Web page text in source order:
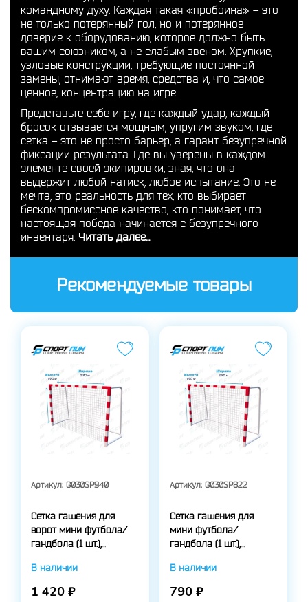
командному духу. Каждая такая «пробоина» – это
не только потерянный гол, но и потерянное
доверие к оборудованию, которое должно быть
вашим союзником, а не слабым звеном. Хрупкие,
узловые конструкции, требующие постоянной
замены, отнимают время, средства и, что самое
ценное, концентрацию на игре.
Представьте себе игру, где каждый удар, каждый
бросок отзывается мощным, упругим звуком, где
сетка – это не просто барьер, а гарант безупречной
фиксации результата. Где вы уверены в каждом
элементе своей экипировки, зная, что она
выдержит любой натиск, любое испытание. Это не
мечта, это реальность для тех, кто выбирает
бескомпромиссное качество, кто понимает, что
настоящая победа начинается с безупречного
инвентаря. Читать далее...
Рекомендуемые товары
Артикул: G030SP940
Сетка гашения для
ворот мини футбола/
гандбола (1 шт.),
В наличии
1 420 ₽
Артикул: G030SP822
Сетка гашения для
мини футбола/
гандбола (1 шт.),
В наличии
790 ₽